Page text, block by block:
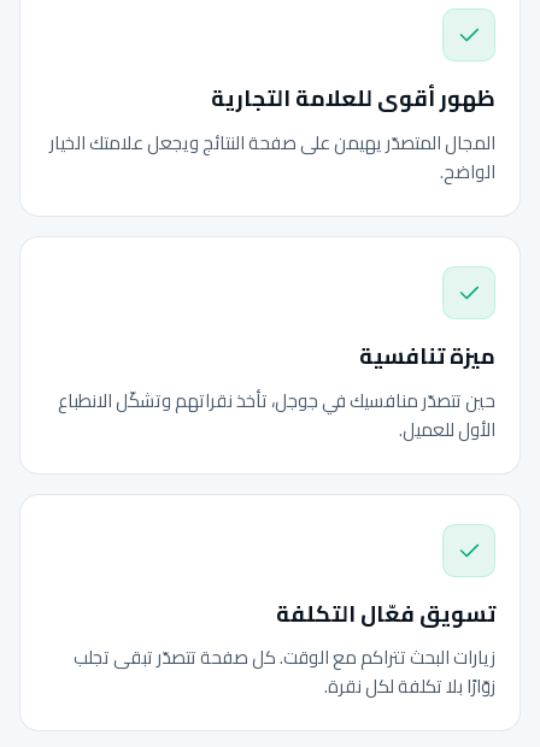
ظهور أقوى للعلامة التجارية
المجال المتصدّر يهيمن على صفحة النتائج ويجعل علامتك الخيار
الواضح.
ميزة تنافسية
حين تتصدّر منافسيك في جوجل، تأخذ نقراتهم وتشكّل الانطباع
الأول للعميل.
تسويق فعّال التكلفة
زيارات البحث تتراكم مع الوقت. كل صفحة تتصدّر تبقى تجلب
زوّارًا بلا تكلفة لكل نقرة.